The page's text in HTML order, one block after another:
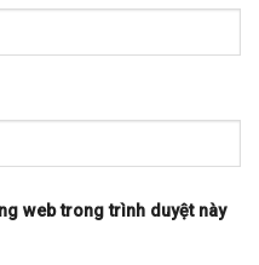
web trong trình duyệt này